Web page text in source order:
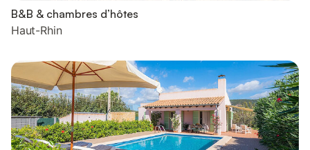
B&B & chambres d’hôtes
Haut-Rhin